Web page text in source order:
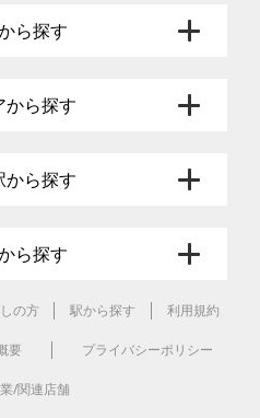
ら探す
から探す
から探す
ら探す
の方 駅から探す 利用規約
要 プライバシーポリシー
/関連店舗